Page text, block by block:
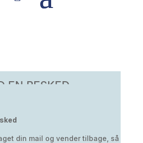
EN BESKED
din mail og vender tilbage, så